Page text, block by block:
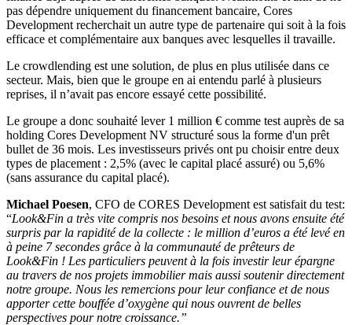
pas dépendre uniquement du financement bancaire, Cores
Development recherchait un autre type de partenaire qui soit à la fois
efficace et complémentaire aux banques avec lesquelles il travaille.
Le crowdlending est une solution, de plus en plus utilisée dans ce
secteur. Mais, bien que le groupe en ai entendu parlé à plusieurs
reprises, il n’avait pas encore essayé cette possibilité.
Le groupe a donc souhaité lever 1 million € comme test auprès de sa
holding Cores Development NV structuré sous la forme d'un prêt
bullet de 36 mois. Les investisseurs privés ont pu choisir entre deux
types de placement : 2,5% (avec le capital placé assuré) ou 5,6%
(sans assurance du capital placé).
Michael Poesen, CFO de CORES Development est satisfait du test:
“Look&Fin a très vite compris nos besoins et nous avons ensuite été
surpris par la rapidité de la collecte : le million d’euros a été levé en
à peine 7 secondes grâce à la communauté de prêteurs de
Look&Fin ! Les particuliers peuvent à la fois investir leur épargne
au travers de nos projets immobilier mais aussi soutenir directement
notre groupe. Nous les remercions pour leur confiance et de nous
apporter cette bouffée d’oxygène qui nous ouvrent de belles
perspectives pour notre croissance.”